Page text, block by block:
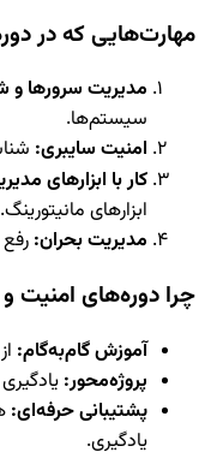
مهارت‌هایی که در
مدیریت سرورها و
سیستم‌ها.
امنیت سایبری:
کار با ابزارهای
ابزارهای مانیتورینگ.
مدیریت بحران:
چرا دوره‌های امنیت
آموزش گام‌به‌گام:
پروژه‌محور:
پشتیبانی حرفه‌ای:
یادگیری.